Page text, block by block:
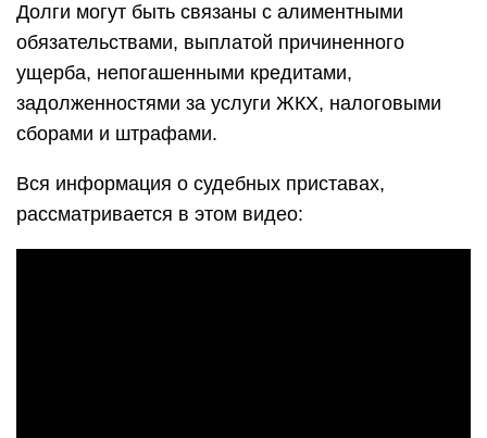
Долги могут быть связаны с алиментными
обязательствами, выплатой причиненного
ущерба, непогашенными кредитами,
задолженностями за услуги ЖКХ, налоговыми
сборами и штрафами.
Вся информация о судебных приставах,
рассматривается в этом видео: